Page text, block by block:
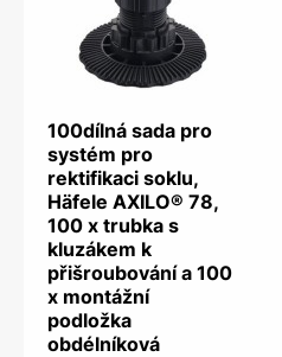
100dílná sada pro
systém pro
rektifikaci soklu,
Häfele AXILO® 78,
100 x trubka s
kluzákem k
přišroubování a 100
x montážní
podložka
obdélníková